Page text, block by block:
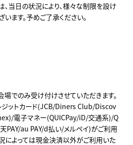
当日の状況により、様々な制限を設け
ます。予めご了承ください。
場でのみ受け付けさせていただきます。
ジットカード(JCB/Diners Club/Discov
電子マネー(QUICPay/iD/交通系)/Q
PAY/au PAY/d払い/メルペイ)がご利用
によっては現金決済以外がご利用いた